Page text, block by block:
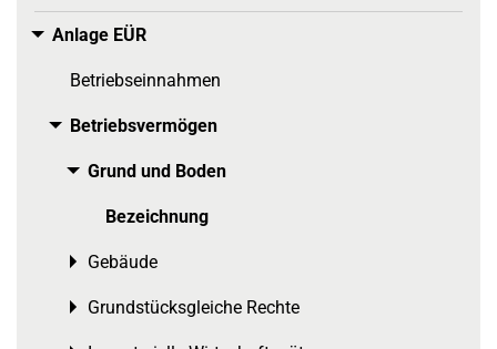
Anlage EÜR
Toggle menu
Betriebseinnahmen
Betriebsvermögen
Toggle menu
Grund und Boden
Toggle menu
Bezeichnung
Gebäude
Toggle menu
Grundstücksgleiche Rechte
Toggle menu